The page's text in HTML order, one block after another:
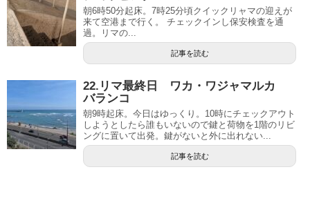
朝6時50分起床。7時25分頃クイックリャマの迎えが
来て空港まで行く。 チェックインし保安検査を通
過。リマの...
記事を読む
22.リマ最終日 ワカ・ワジャマルカ
バランコ
朝9時起床。今日はゆっくり。10時にチェックアウト
しようとしたら誰もいないので鍵と荷物を1階のリビ
ングに置いて出発。鍵がないと外に出れない...
記事を読む